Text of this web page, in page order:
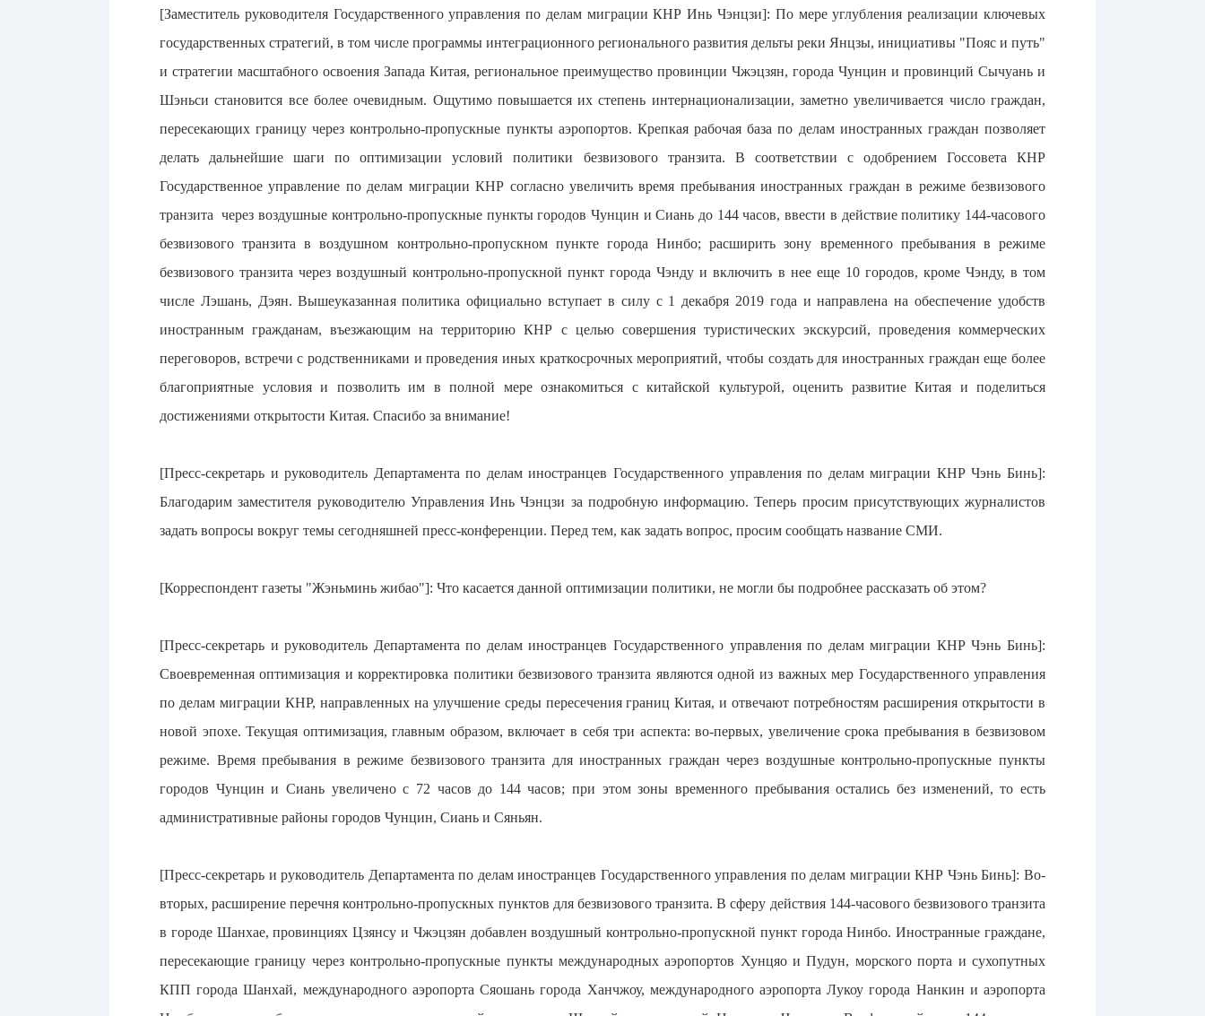
[Заместитель руководителя Государственного управления по делам миграции КНР Инь Чэнцзи]: По мере углубления реализации ключевых
государственных стратегий, в том числе программы интеграционного регионального развития дельты реки Янцзы, инициативы "Пояс и путь"
и стратегии масштабного освоения Запада Китая, региональное преимущество провинции Чжэцзян, города Чунцин и провинций Сычуань и
Шэньси становится все более очевидным. Ощутимо повышается их степень интернационализации, заметно увеличивается число граждан,
пересекающих границу через контрольно-пропускные пункты аэропортов. Крепкая рабочая база по делам иностранных граждан позволяет
делать дальнейшие шаги по оптимизации условий политики безвизового транзита. В соответствии с одобрением Госсовета КНР
Государственное управление по делам миграции КНР согласно увеличить время пребывания иностранных граждан в режиме безвизового
транзита через воздушные контрольно-пропускные пункты городов Чунцин и Сиань до 144 часов, ввести в действие политику 144-часового
безвизового транзита в воздушном контрольно-пропускном пункте города Нинбо; расширить зону временного пребывания в режиме
безвизового транзита через воздушный контрольно-пропускной пункт города Чэнду и включить в нее еще 10 городов, кроме Чэнду, в том
числе Лэшань, Дэян. Вышеуказанная политика официально вступает в силу с 1 декабря 2019 года и направлена на обеспечение удобств
иностранным гражданам, въезжающим на территорию КНР с целью совершения туристических экскурсий, проведения коммерческих
переговоров, встречи с родственниками и проведения иных краткосрочных мероприятий, чтобы создать для иностранных граждан еще более
благоприятные условия и позволить им в полной мере ознакомиться с китайской культурой, оценить развитие Китая и поделиться
достижениями открытости Китая. Спасибо за внимание!
[Пресс-секретарь и руководитель Департамента по делам иностранцев Государственного управления по делам миграции КНР Чэнь Бинь]:
Благодарим заместителя руководителю Управления Инь Чэнцзи за подробную информацию. Теперь просим присутствующих журналистов
задать вопросы вокруг темы сегодняшней пресс-конференции. Перед тем, как задать вопрос, просим сообщать название СМИ.
[Корреспондент газеты "Жэньминь жибао"]: Что касается данной оптимизации политики, не могли бы подробнее рассказать об этом?
[Пресс-секретарь и руководитель Департамента по делам иностранцев Государственного управления по делам миграции КНР Чэнь Бинь]:
Своевременная оптимизация и корректировка политики безвизового транзита являются одной из важных мер Государственного управления
по делам миграции КНР, направленных на улучшение среды пересечения границ Китая, и отвечают потребностям расширения открытости в
новой эпохе. Текущая оптимизация, главным образом, включает в себя три аспекта: во-первых, увеличение срока пребывания в безвизовом
режиме. Время пребывания в режиме безвизового транзита для иностранных граждан через воздушные контрольно-пропускные пункты
городов Чунцин и Сиань увеличено с 72 часов до 144 часов; при этом зоны временного пребывания остались без изменений, то есть
административные районы городов Чунцин, Сиань и Сяньян.
[Пресс-секретарь и руководитель Департамента по делам иностранцев Государственного управления по делам миграции КНР Чэнь Бинь]: Во-
вторых, расширение перечня контрольно-пропускных пунктов для безвизового транзита. В сферу действия 144-часового безвизового транзита
в городе Шанхае, провинциях Цзянсу и Чжэцзян добавлен воздушный контрольно-пропускной пункт города Нинбо. Иностранные граждане,
пересекающие границу через контрольно-пропускные пункты международных аэропортов Хунцяо и Пудун, морского порта и сухопутных
КПП города Шанхай, международного аэропорта Сяошань города Ханчжоу, международного аэропорта Лукоу города Нанкин и аэропорта